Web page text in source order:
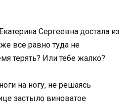
Сергеевна достала из
все равно туда не
терять? Или тебе жалко?
на ногу, не решаясь
застыло виноватое